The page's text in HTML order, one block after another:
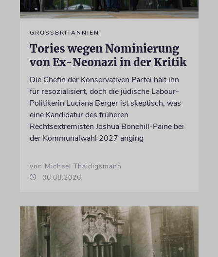
GROSSBRITANNIEN
Tories wegen Nominierung
von Ex-Neonazi in der Kritik
Die Chefin der Konservativen Partei hält ihn
für resozialisiert, doch die jüdische Labour-
Politikerin Luciana Berger ist skeptisch, was
eine Kandidatur des früheren
Rechtsextremisten Joshua Bonehill-Paine bei
der Kommunalwahl 2027 anging
von Michael Thaidigsmann
06.08.2026